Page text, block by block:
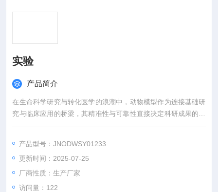
实验
产品简介
在生命科学研究与转化医学的浪潮中，动物模型作为连接基础研
究与临床应用的桥梁，其精准性与可靠性直接决定科研成果的价
值。吉奥蓝图（JENNIO-LAB）深耕生物医学领域十余载，凭借
机构、药企及医疗机构提供覆盖动物模型构建、药效评价、数据
分析与成果转化的一站式解决方案，助力客户突破科研瓶颈，加
速创新成果落地。
产品型号：JNODWSY01233
更新时间：2025-07-25
厂商性质：生产厂家
访问量：122